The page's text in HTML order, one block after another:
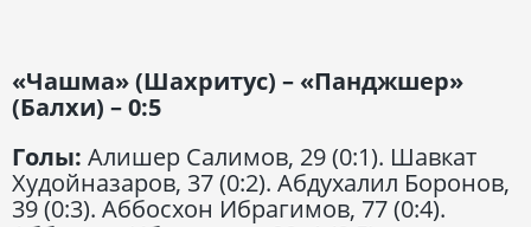
«Чашма» (Шахритус) – «Панджшер»
(Балхи) – 0:5
Голы: Алишер Салимов, 29 (0:1). Шавкат
Худойназаров, 37 (0:2). Абдухалил Боронов,
39 (0:3). Аббосхон Ибрагимов, 77 (0:4).